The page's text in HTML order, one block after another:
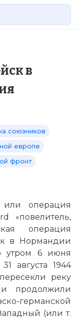
в
союзников
европе
фронт
или операция
«повелитель,
операция
в Нормандии
утром 6 июня
августа 1944
реку
продолжили
германской
(или т.